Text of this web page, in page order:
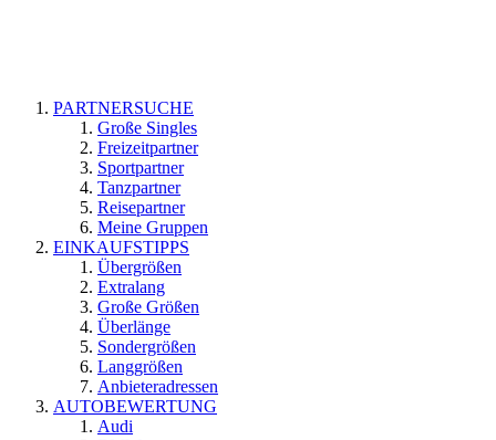
PARTNERSUCHE
Große Singles
Freizeitpartner
Sportpartner
Tanzpartner
Reisepartner
Meine Gruppen
EINKAUFSTIPPS
Übergrößen
Extralang
Große Größen
Überlänge
Sondergrößen
Langgrößen
Anbieteradressen
AUTOBEWERTUNG
Audi